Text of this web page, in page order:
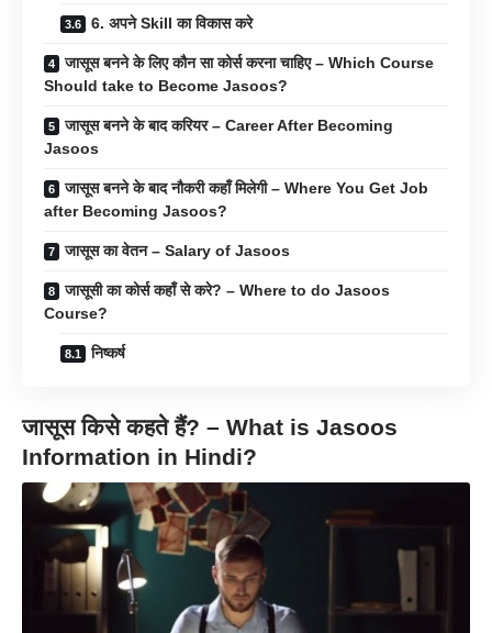
6. अपने Skill का विकास करे
जासूस बनने के लिए कौन सा कोर्स करना चाहिए – Which Course
Should take to Become Jasoos?
जासूस बनने के बाद करियर – Career After Becoming
Jasoos
जासूस बनने के बाद नौकरी कहाँ मिलेगी – Where You Get Job
after Becoming Jasoos?
जासूस का वेतन – Salary of Jasoos
जासूसी का कोर्स कहाँ से करे? – Where to do Jasoos
Course?
निष्कर्ष
जासूस किसे कहते हैं? – What is Jasoos
Information in Hindi?